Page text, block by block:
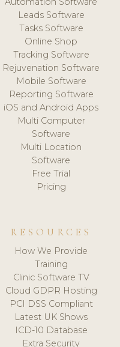
Leads Software
Tasks Software
Online Shop
Tracking Software
Rejuvenation Software
Mobile Software
Reporting Software
iOS and Android Apps
Multi Computer
Software
Multi Location
Software
Free Trial
Pricing
RESOURCES
How We Provide
Training
Clinic Software TV
Cloud GDPR Hosting
PCI DSS Compliant
Latest UK Shows
ICD-10 Database
Extra Security